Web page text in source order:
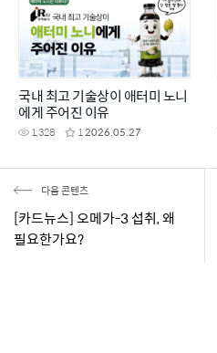
국내 최고 기술상이 애터미 노니
에게 주어진 이유
1,328 12026.05.27
다음 콘텐츠
[카드뉴스] 오메가-3 섭취, 왜
필요한가요?